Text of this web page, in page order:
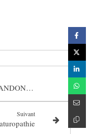
RETRAITE YOGA ET RANDONNÉES DANS LES CEVENNES - Le Mas des Oiseaux
Suivant